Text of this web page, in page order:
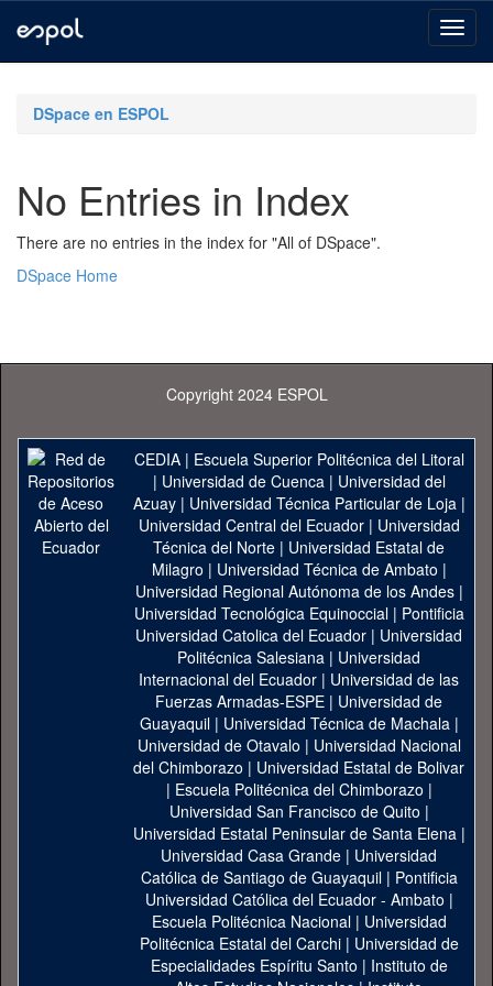
navigationDSpace en ESPOL
No Entries in Index
There are no entries in the index for "All of DSpace".
DSpace Home
Copyright 2024 ESPOL
CEDIA| Escuela Superior Politécnica del Litoral
| Universidad de Cuenca| Universidad del
Azuay| Universidad Técnica Particular de Loja|
Universidad Central del Ecuador| Universidad
Técnica del Norte | Universidad Estatal de
Milagro | Universidad Técnica de Ambato |
Universidad Regional Autónoma de los Andes|
Universidad Tecnológica Equinoccial| Pontificia
Universidad Catolica del Ecuador | Universidad
Politécnica Salesiana | Universidad
Internacional del Ecuador | Universidad de las
Fuerzas Armadas-ESPE | Universidad de
Guayaquil| Universidad Técnica de Machala|
Universidad de Otavalo | Universidad Nacional
del Chimborazo | Universidad Estatal de Bolivar
| Escuela Politécnica del Chimborazo |
Universidad San Francisco de Quito |
Universidad Estatal Peninsular de Santa Elena|
Universidad Casa Grande | Universidad
Católica de Santiago de Guayaquil| Pontificia
Universidad Católica del Ecuador - Ambato |
Escuela Politécnica Nacional| Universidad
Politécnica Estatal del Carchi| Universidad de
Especialidades Espíritu Santo | Instituto de